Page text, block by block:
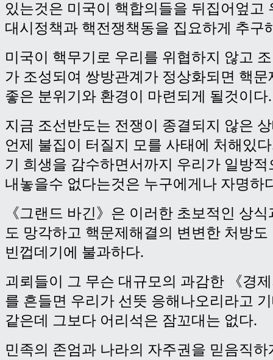
있는것은 미국이 핵합의들을 뒤집어엎고
대시정책과 핵전쟁책동을 집요하게 추구
미국이 핵무기로 우리를 위협하지 않고
가 조성되여 쌍방관계가 정상화되면 핵
좋은 분위기와 환경이 마련되게 될것이다.
지금 조선반도는 전쟁이 종결되지 않은
언제 불집이 터질지 모를 사태에 처해있
기 희생을 감수하면서까지 우리가 일방
내놓을수 없다는것은 누구에게나 자명하
《그랜드 바긴》은 이러한 초보적인 상
도 망각하고 핵문제해결의 변변한 처방
빈껍데기에 불과하다.
괴뢰들이 그 무슨 대규모의 과감한 《경
를 흔들면 우리가 선뜻 응해나오리라고
같은데 그보다 어리석은 잠꼬대는 없다.
민족의 존엄과 나라의 자주권을 믿음직